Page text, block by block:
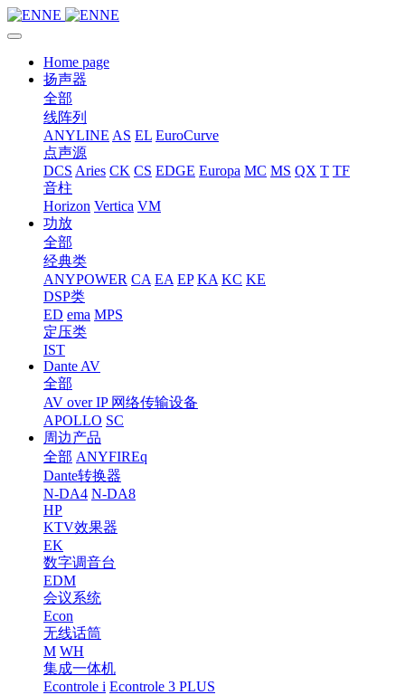
Home page
扬声器
全部
线阵列
ANYLINE AS EL EuroCurve
点声源
DCS Aries CK CS EDGE Europa MC MS QX T TF
音柱
Horizon Vertica VM
功放
全部
经典类
ANYPOWER CA EA EP KA KC KE
DSP类
ED ema MPS
定压类
IST
Dante AV
全部
AV over IP 网络传输设备
APOLLO SC
周边产品
全部 ANYFIREq
Dante转换器
N-DA4 N-DA8
HP
KTV效果器
EK
数字调音台
EDM
会议系统
Econ
无线话筒
M WH
集成一体机
Econtrole i Econtrole 3 PLUS